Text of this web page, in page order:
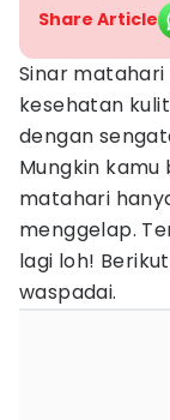
Share Article
Sinar
kesehatan
dengan
Mungkin
matahari
menggelap.
lagi loh!
waspadai.